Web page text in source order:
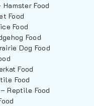
Food
Food
Food
Food
Dog Food
Food
Food
Reptile Food